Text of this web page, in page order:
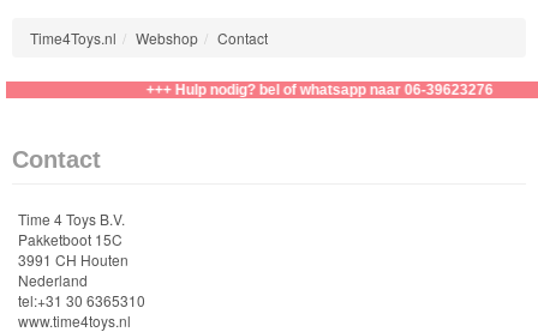
Baby
Born
Annabell
Schleich
Enchantimals
Time4Toys.nl Webshop Contact
+++ Hulp nodig? bel of whatsapp naar 06-39623276
Contact
Time 4 Toys B.V.
Pakketboot 15C
3991 CH Houten
Nederland
tel:+31 30 6365310
www.time4toys.nl